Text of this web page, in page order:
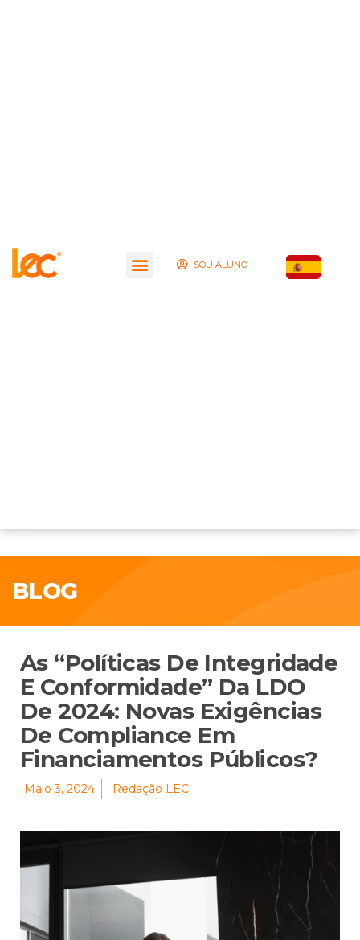
SOU ALUNO
BLOG
As “Políticas De Integridade
E Conformidade” Da LDO
De 2024: Novas Exigências
De Compliance Em
Financiamentos Públicos?
Maio 3, 2024 Redação LEC